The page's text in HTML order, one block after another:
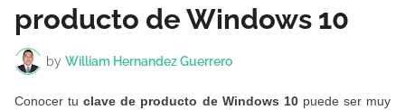
producto de Windows 10
by William Hernandez Guerrero
Conocer tuclave de producto de Windows 10 puede ser muy